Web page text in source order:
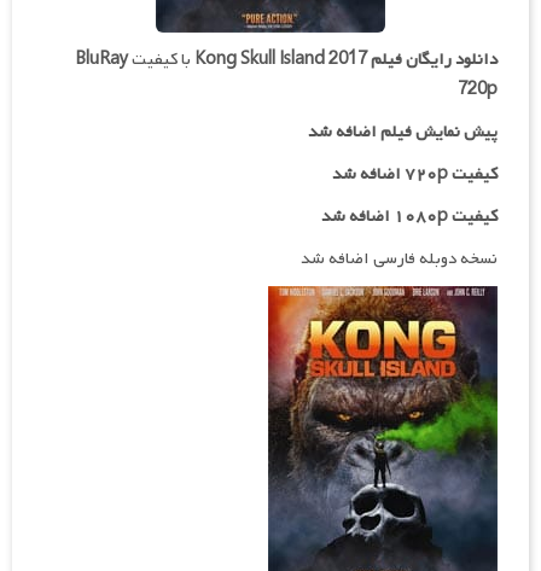
دانلود رایگان فیلمKong Skull Island 2017 با کیفیتBluRay
720p
پیش نمایش فیلم اضافه شد
کیفیت ۷۲۰p اضافه شد
کیفیت ۱۰۸۰p اضافه شد
نسخه دوبله فارسی اضافه شد